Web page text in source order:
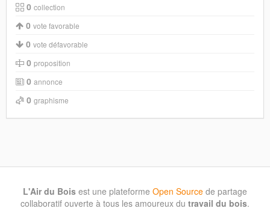
0 collection
0 vote favorable
0 vote défavorable
0 proposition
0 annonce
0 graphisme
L'Air du Bois est une plateforme Open Source de partage
collaboratif ouverte à tous les amoureux du travail du bois.